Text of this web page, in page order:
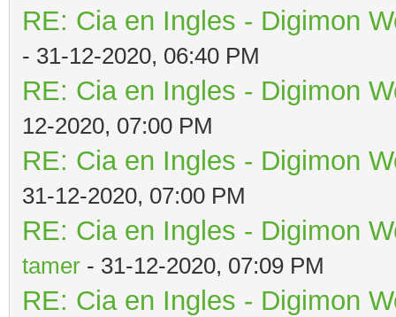
RE: Cia en Ingles - Digimon
- 31-12-2020, 06:40 PM
RE: Cia en Ingles - Digimon
12-2020, 07:00 PM
RE: Cia en Ingles - Digimon
31-12-2020, 07:00 PM
RE: Cia en Ingles - Digimon
tamer - 31-12-2020, 07:09 PM
RE: Cia en Ingles - Digimon